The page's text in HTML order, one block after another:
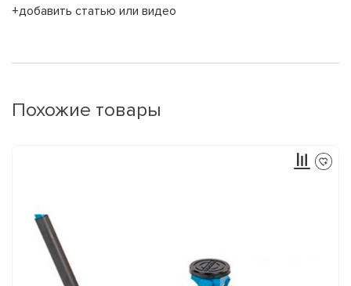
+добавить статью или видео
Похожие товары